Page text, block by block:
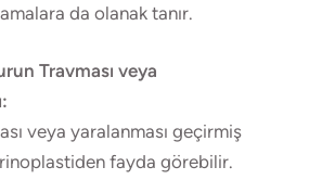
da olanak tanır.
Travması veya
veya yaralanması geçirmiş
fayda görebilir.